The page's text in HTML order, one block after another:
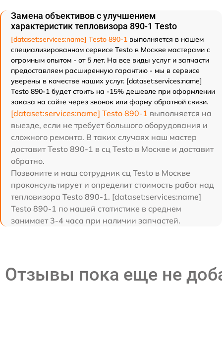
Замена объективов с улучшением
характеристик тепловизора 890-1 Testo
[dataset:services:name] Testo 890-1 выполняется в нашем
специализированном сервисе Testo в Москве мастерами с
огромным опытом - от 5 лет. На все виды услуг и запчасти
предоставляем расширенную гарантию - мы в сервисе
уверены в качестве наших услуг. [dataset:services:name]
Testo 890-1 будет стоить на -15% дешевле при оформлении
заказа на сайте через звонок или форму обратной связи.
[dataset:services:name] Testo 890-1 выполняется на
выезде, если не требует большого оборудования и
сложного ремонта. В таких случаях наш мастер
доставит Testo 890-1 в сц Testo в Москве и доставит
обратно.
Позвоните и наш сотрудник сц Testo в Москве
проконсультирует и определит стоимость работ над
тепловизора Testo 890-1. [dataset:services:name]
Testo 890-1 по нашей статистике в среднем
занимает 3-4 часа при наличии запчастей.
Отзывы пока еще не